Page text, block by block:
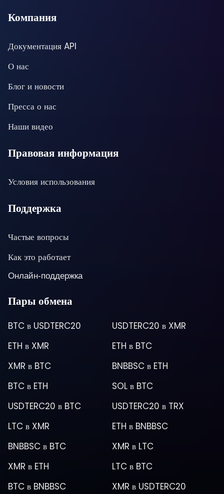
Компания
Документация API
О нас
Блог и новости
Пресса о нас
Наши видео
Правовая информация
Условия использования
Поддержка
Частые вопросы
Как это работает
Онлайн-поддержка
Пары обмена
BTC в USDTERC20 USDTERC20 в XMR
ETH в XMR ETH в BTC
XMR в BTC BNBBSC в ETH
BTC в ETH SOL в BTC
USDTERC20 в BTC USDTERC20 в TRX
LTC в XMR ETH в BNBBSC
BNBBSC в BTC XMR в LTC
XMR в ETH LTC в BTC
BTC в BNBBSC XMR в USDTERC20